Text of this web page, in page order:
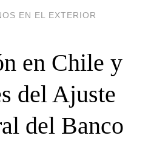
EN EL EXTERIOR
en Chile y
del Ajuste
del Banco